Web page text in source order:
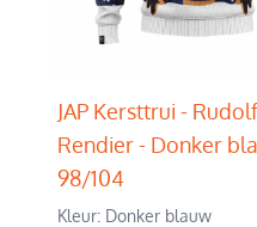
JAP Kersttrui -
Rendier - Donker
98/104
Kleur: Donker blauw